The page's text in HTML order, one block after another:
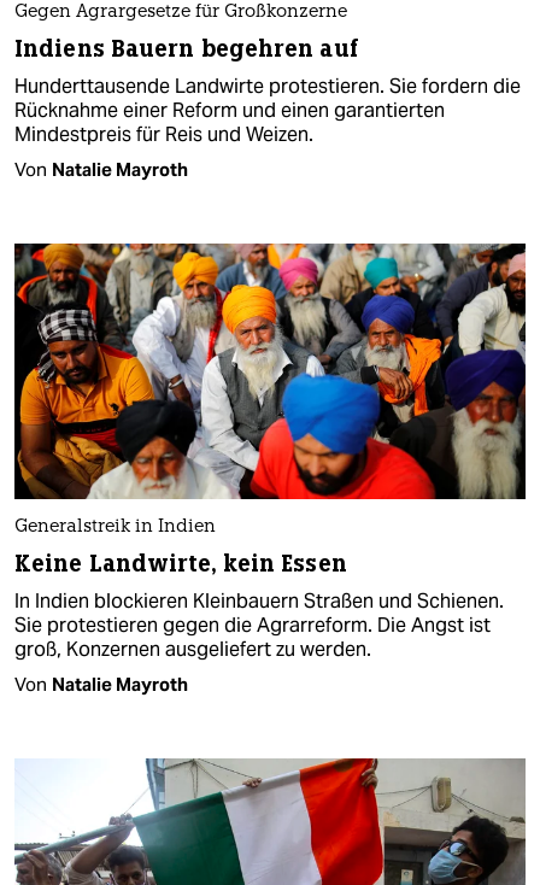
Gegen Agrargesetze für Großkonzerne
Indiens Bauern begehren auf
Hunderttausende Landwirte protestieren. Sie fordern die
Rücknahme einer Reform und einen garantierten
Mindestpreis für Reis und Weizen.
Von Natalie Mayroth
Generalstreik in Indien
Keine Landwirte, kein Essen
In Indien blockieren Kleinbauern Straßen und Schienen.
Sie protestieren gegen die Agrarreform. Die Angst ist
groß, Konzernen ausgeliefert zu werden.
Von Natalie Mayroth